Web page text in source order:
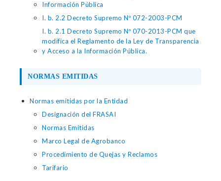
Información Pública
I. b. 2.2 Decreto Supremo Nº 072-2003-PCM
I. b. 2.1 Decreto Supremo Nº 070-2013-PCM que
modifica el Reglamento de la Ley de Transparencia
y Acceso a la Información Pública.
NORMAS EMITIDAS
Normas emitidas por la Entidad
Designación del FRASAI
Normas Emitidas
Marco Legal de Agrobanco
Procedimiento de Quejas y Reclamos
Tarifario